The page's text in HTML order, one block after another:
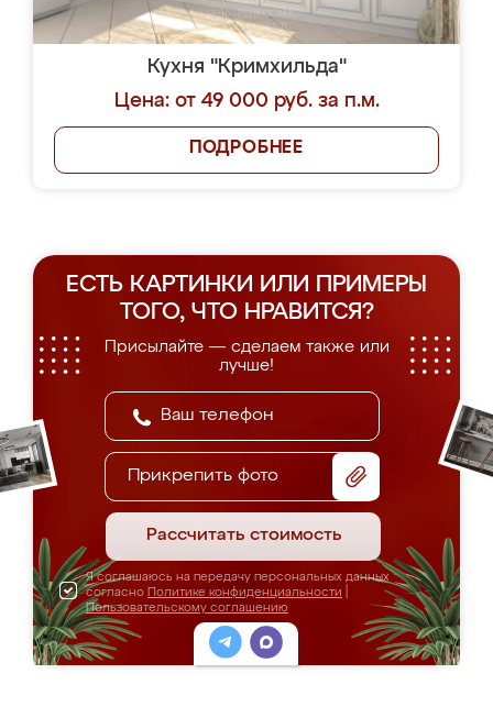
Кухня "Кримхильда"
Цена: от 49 000 руб. за п.м.
ПОДРОБНЕЕ
ЕСТЬ КАРТИНКИ ИЛИ ПРИМЕРЫ
ТОГО, ЧТО НРАВИТСЯ?
Присылайте — сделаем также или
лучше!
Прикрепить фото
Рассчитать стоимость
Я соглашаюсь на передачу персональных данных
согласно Политике конфиденциальности
Пользовательскому соглашению